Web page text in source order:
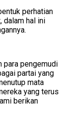
perhatian
dalam hal ini
para pengemudi
partai yang
mata
yang terus
berikan